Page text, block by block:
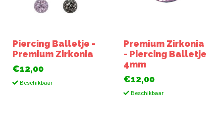
Piercing Balletje -
Premium Zirkonia
€12,00
Beschikbaar
Premium Zirkonia
- Piercing Balletje
4mm
€12,00
Beschikbaar